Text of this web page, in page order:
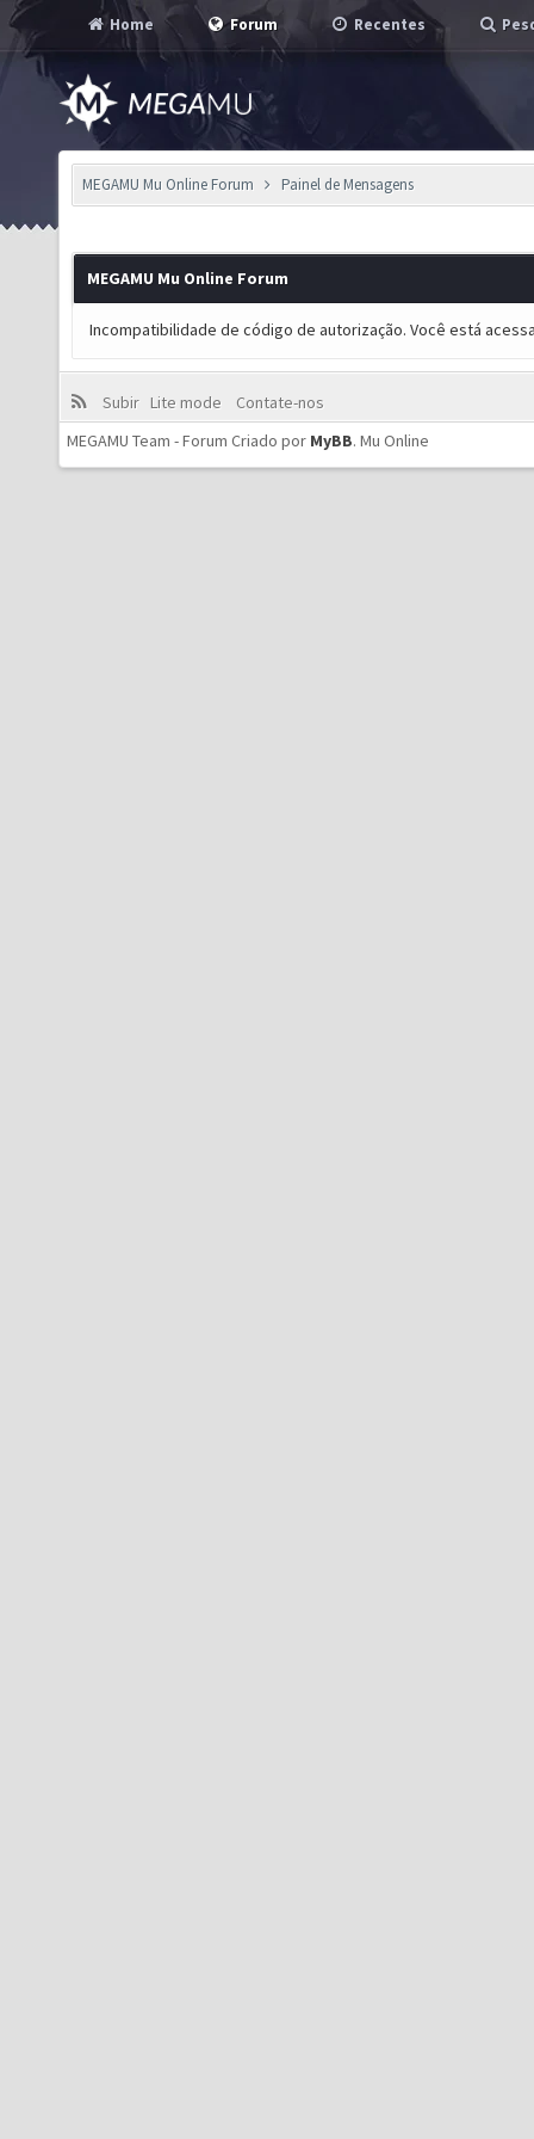
Home Forum Recentes
MEGAMU Mu Online Forum Painel de Mensagens
MEGAMU Mu Online Forum
Incompatibilidade de código de autorização. Você está
Subir Lite mode
Contate-nos
MEGAMU Team - Forum Criado por MyBB. Mu Online